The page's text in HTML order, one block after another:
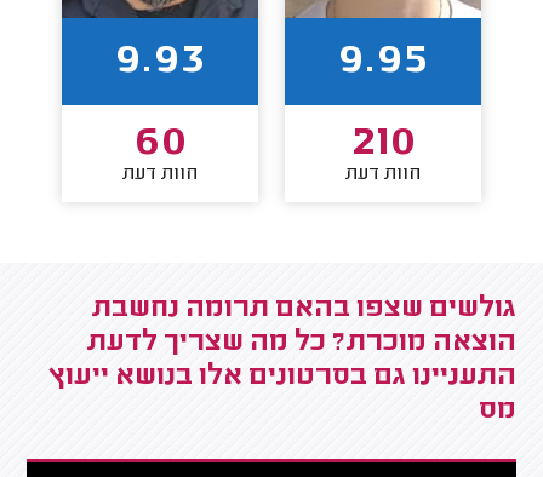
9.95
210
חוות דעת
9.93
60
חוות דעת
גולשים שצפו בהאם תרומה נחשבת
הוצאה מוכרת? כל מה שצריך לדעת
התעניינו גם בסרטונים אלו בנושא ייעוץ
מס